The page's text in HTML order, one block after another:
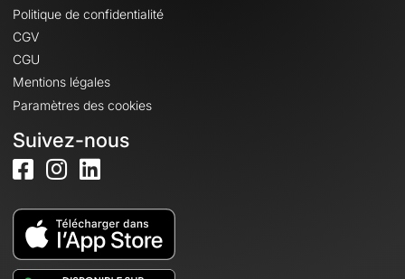
Politique de confidentialité
CGV
CGU
Mentions légales
Paramètres des cookies
Suivez-nous